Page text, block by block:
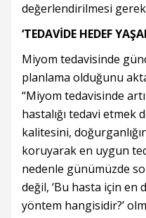
değerlendirilmesi
‘TEDAVİDE HEDEF
Miyom tedavisinde
planlama olduğunu
“Miyom tedavisinde
hastalığı tedavi etmek
kalitesini,
koruyarak en uygun
nedenle günümüzde
değil, ‘Bu hasta için en
yöntem hangisidir?’